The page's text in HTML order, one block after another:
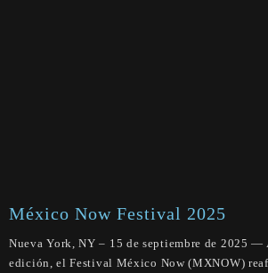
México Now Festival 2025
Nueva York, NY – 15 de septiembre de 2025 —
edición, el Festival México Now (MXNOW)